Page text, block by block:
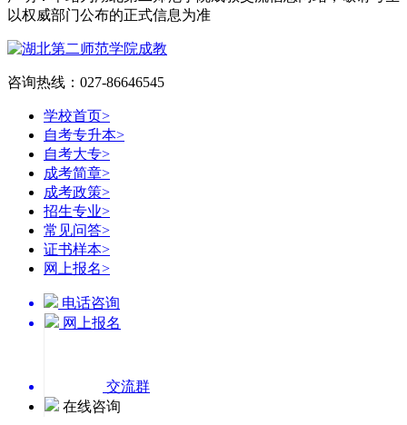
以权威部门公布的正式信息为准
咨询热线：027-86646545
学校首页>
自考专升本>
自考大专>
成考简章>
成考政策>
招生专业>
常见问答>
证书样本>
网上报名>
电话咨询
网上报名
交流群
在线咨询